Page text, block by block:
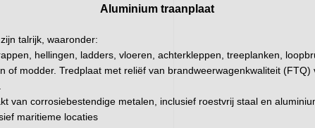
Aluminium traanplaat
talrijk, waaronder:
hellingen, ladders, vloeren, achterkleppen, treeplanken,
of modder. Tredplaat met reliëf van brandweerwagenkwaliteit
van corrosiebestendige metalen, inclusief roestvrij staal en
maritieme locaties